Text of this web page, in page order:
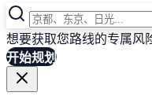
想要获取您路线的专属风
开始规划